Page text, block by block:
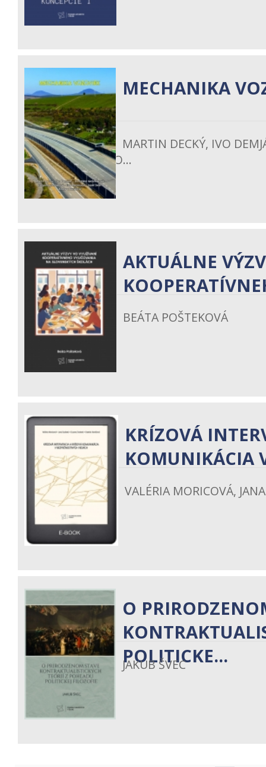
MECHANIKA
MARTIN DECKÝ, IVO
EVA REMIŠOVÁ, JO...
AKTUÁLNE
BEÁTA POŠTEKOVÁ
KRÍZOVÁ
KOMUNIKÁCIA
VALÉRIA MORICOVÁ,
O
POLITICKE...
JAKUB ŠVEC